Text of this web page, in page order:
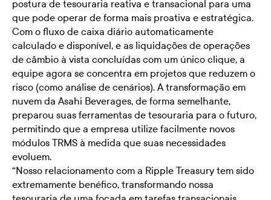
postura de tesouraria reativa e transacional para uma
que pode operar de forma mais proativa e estratégica.
Com o fluxo de caixa diário automaticamente
calculado e disponível, e as liquidações de operações
de câmbio à vista concluídas com um único clique, a
equipe agora se concentra em projetos que reduzem o
risco (como análise de cenários). A transformação em
nuvem da Asahi Beverages, de forma semelhante,
preparou suas ferramentas de tesouraria para o futuro,
permitindo que a empresa utilize facilmente novos
módulos TRMS à medida que suas necessidades
evoluem.
“Nosso relacionamento com a Ripple Treasury tem sido
extremamente benéfico, transformando nossa